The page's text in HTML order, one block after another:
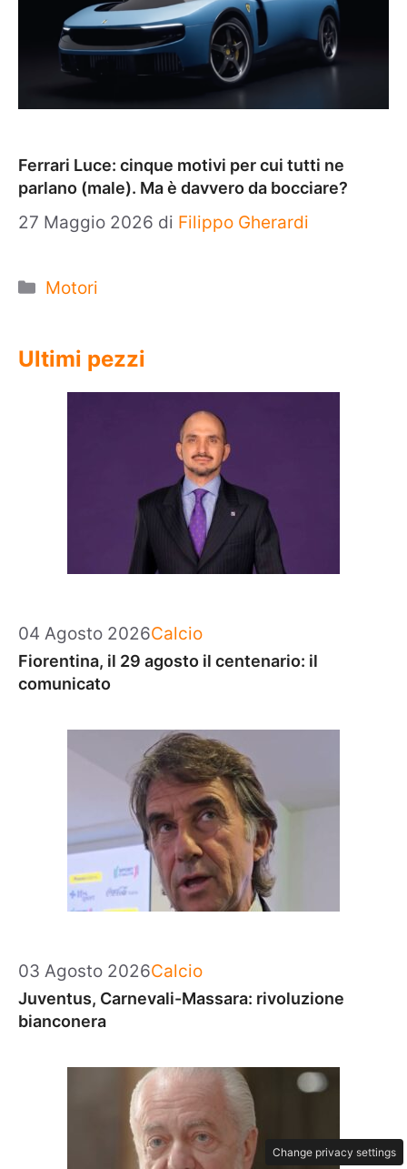
Ferrari Luce: cinque motivi per cui tutti ne
parlano (male). Ma è davvero da bocciare?
27 Maggio 2026 di Filippo Gherardi
Categorie
Motori
Ultimi pezzi
04 Agosto 2026Categorie
Calcio
Fiorentina, il 29 agosto il centenario: il
comunicato
03 Agosto 2026Categorie
Calcio
Juventus, Carnevali-Massara: rivoluzione
bianconera
Change privacy settings